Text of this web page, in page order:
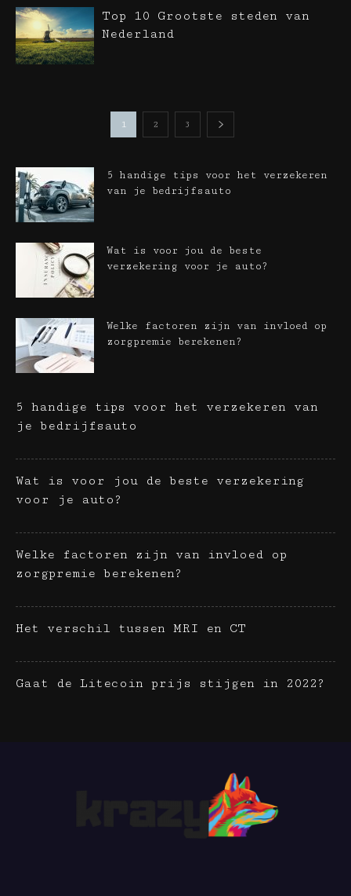
Top 10 Grootste steden van
Nederland
1 2 3
5 handige tips voor het verzekeren
van je bedrijfsauto
Wat is voor jou de beste
verzekering voor je auto?
Welke factoren zijn van invloed op
zorgpremie berekenen?
5 handige tips voor het verzekeren van
je bedrijfsauto
Wat is voor jou de beste verzekering
voor je auto?
Welke factoren zijn van invloed op
zorgpremie berekenen?
Het verschil tussen MRI en CT
Gaat de Litecoin prijs stijgen in 2022?